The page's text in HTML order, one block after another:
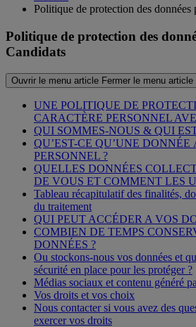
Politique de protection des données
Politique de protection des
Candidats
Ouvrir le menu article Fermer le menu article
UNE POLITIQUE DE
CARACTÈRE PERSONNEL
QUI SOMMES-NOUS & QUI
QU’EST-CE QU’UNE
PERSONNEL ?
QUELLES DONNÉES
DE VOUS ET COMMENT LES
Tableau récapitulatif des finalités,
du traitement
QUI PEUT ACCÉDER A VOS
COMBIEN DE TEMPS
DONNÉES ?
Ou stockons-nous vos données et
sécurité en place pour les protéger ?
Médias sociaux et contenu généré
Vos droits et vos choix
Nous contacter si vous avez des
exercer vos droits